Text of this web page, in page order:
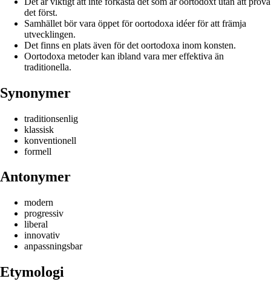
det först.
Samhället bör vara öppet för oortodoxa idéer för att främja
utvecklingen.
Det finns en plats även för det oortodoxa inom konsten.
Oortodoxa metoder kan ibland vara mer effektiva än
traditionella.
Synonymer
traditionsenlig
klassisk
konventionell
formell
Antonymer
modern
progressiv
liberal
innovativ
anpassningsbar
Etymologi